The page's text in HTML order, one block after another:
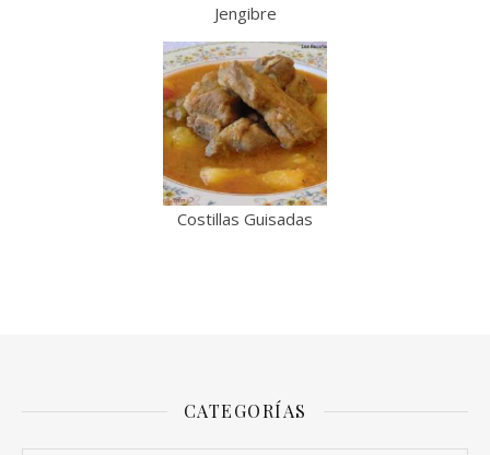
Jengibre
Costillas Guisadas
CATEGORÍAS